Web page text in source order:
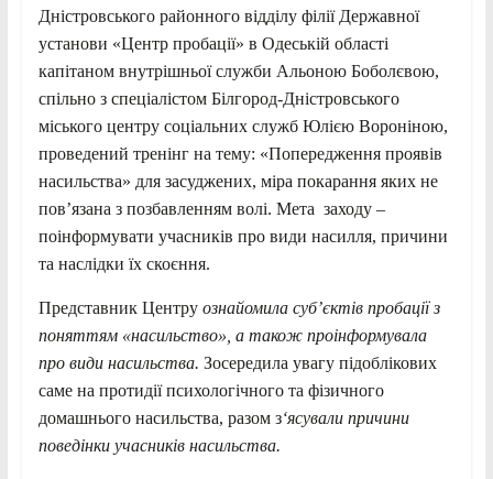
Дністровського районного відділу філії Державної
установи «Центр пробації» в Одеській області
капітаном внутрішньої служби Альоною Боболєвою,
спільно з спеціалістом Білгород-Дністровського
міського центру соціальних служб Юлією Вороніною,
проведений тренінг на тему: «Попередження проявів
насильства» для засуджених, міра покарання яких не
пов’язана з позбавленням волі. Мета заходу –
поінформувати учасників про види насилля, причини
та наслідки їх скоєння.
Представник Центру ознайомила суб’єктів пробації з
поняттям «насильство», а також проінформувала
про види насильства. Зосередила увагу підоблікових
саме на протидії психологічного та фізичного
домашнього насильства, разом з‘ясували причини
поведінки учасників насильства.